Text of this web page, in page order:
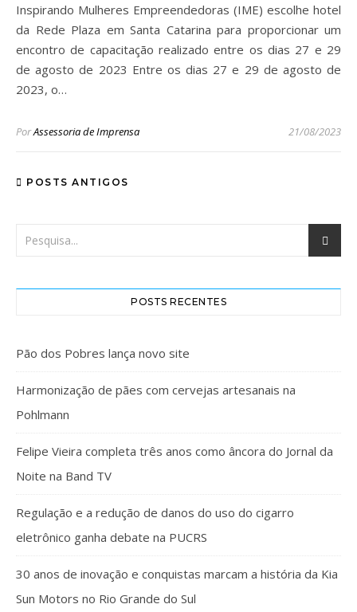
Inspirando Mulheres Empreendedoras (IME) escolhe hotel
da Rede Plaza em Santa Catarina para proporcionar um
encontro de capacitação realizado entre os dias 27 e 29
de agosto de 2023 Entre os dias 27 e 29 de agosto de
2023, o…
PorAssessoria de Imprensa 21/08/2023
POSTS ANTIGOS
POSTS RECENTES
Pão dos Pobres lança novo site
Harmonização de pães com cervejas artesanais na
Pohlmann
Felipe Vieira completa três anos como âncora do Jornal da
Noite na Band TV
Regulação e a redução de danos do uso do cigarro
eletrônico ganha debate na PUCRS
30 anos de inovação e conquistas marcam a história da Kia
Sun Motors no Rio Grande do Sul